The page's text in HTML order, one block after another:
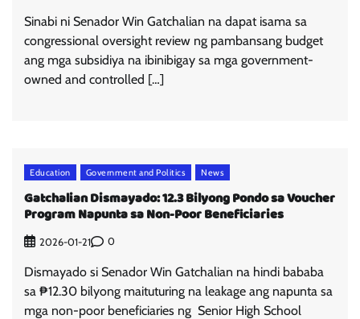
Sinabi ni Senador Win Gatchalian na dapat isama sa
congressional oversight review ng pambansang budget
ang mga subsidiya na ibinibigay sa mga government-
owned and controlled […]
Education Government and Politics News
Gatchalian Dismayado: 12.3 Bilyong Pondo sa Voucher
Program Napunta sa Non-Poor Beneficiaries
2026-01-21 0
Dismayado si Senador Win Gatchalian na hindi bababa
sa ₱12.30 bilyong maituturing na leakage ang napunta sa
mga non-poor beneficiaries ng Senior High School